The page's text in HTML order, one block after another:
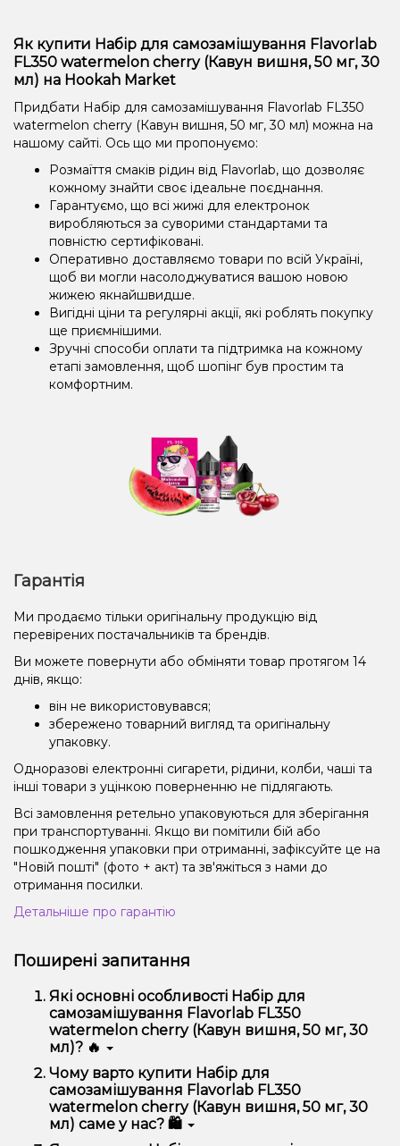
Як купити Набір для самозамішування Flavorlab
FL350 watermelon cherry (Кавун вишня, 50 мг, 30
мл) на Hookah Market
Придбати Набір для самозамішування Flavorlab FL350
watermelon cherry (Кавун вишня, 50 мг, 30 мл) можна на
нашому сайті. Ось що ми пропонуємо:
Розмаїття смаків рідин від Flavorlab, що дозволяє
кожному знайти своє ідеальне поєднання.
Гарантуємо, що всі жижі для електронок
виробляються за суворими стандартами та
повністю сертифіковані.
Оперативно доставляємо товари по всій Україні,
щоб ви могли насолоджуватися вашою новою
жижею якнайшвидше.
Вигідні ціни та регулярні акції, які роблять покупку
ще приємнішими.
Зручні способи оплати та підтримка на кожному
етапі замовлення, щоб шопінг був простим та
комфортним.
Гарантія
Ми продаємо тільки оригінальну продукцію від
перевірених постачальників та брендів.
Ви можете повернути або обміняти товар протягом 14
днів, якщо:
він не використовувався;
збережено товарний вигляд та оригінальну
упаковку.
Одноразові електронні сигарети, рідини, колби, чаші та
інші товари з уцінкою поверненню не підлягають.
Всі замовлення ретельно упаковуються для зберігання
при транспортуванні. Якщо ви помітили бій або
пошкодження упаковки при отриманні, зафіксуйте це на
"Новій пошті" (фото + акт) та зв'яжіться з нами до
отримання посилки.
Детальніше про гарантію
Поширені запитання
Які основні особливості Набір для
самозамішування Flavorlab FL350
watermelon cherry (Кавун вишня, 50 мг, 30
мл)? 🔥
Набір для самозамішування Flavorlab FL350
watermelon cherry (Кавун вишня, 50 мг, 30 мл)
відрізняється високою якістю, зручністю
використання та надійністю.
Чому варто купити Набір для
самозамішування Flavorlab FL350
watermelon cherry (Кавун вишня, 50 мг, 30
мл) саме у нас? 🛍️